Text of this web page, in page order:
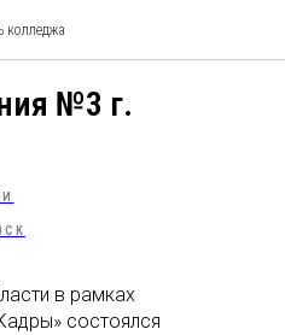
колледжа
№3 г.
в рамках
состоялся